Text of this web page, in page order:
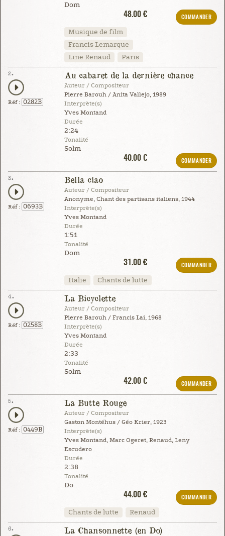
Dom
48.00 €
COMMANDER
Musique de film
Francis Lemarque
Line Renaud
Paris
2.
Réf : 0282B
Au cabaret de la dernière chance
Auteur / Compositeur
Pierre Barouh / Anita Vallejo, 1989
Interprète(s)
Yves Montand
Durée
2:24
Tonalité
Solm
40.00 €
COMMANDER
3.
Réf : 0693B
Bella ciao
Auteur / Compositeur
Anonyme, Chant des partisans italiens, 1944
Interprète(s)
Yves Montand
Durée
1:51
Tonalité
Dom
31.00 €
COMMANDER
Italie Chants de lutte
4.
Réf : 0258B
La Bicyclette
Auteur / Compositeur
Pierre Barouh / Francis Lai, 1968
Interprète(s)
Yves Montand
Durée
2:33
Tonalité
Solm
42.00 €
COMMANDER
5.
Réf : 0449B
La Butte Rouge
Auteur / Compositeur
Gaston Montéhus / Géo Krier, 1923
Interprète(s)
Yves Montand, Marc Ogeret, Renaud, Leny
Escudero
Durée
2:38
Tonalité
Do
44.00 €
COMMANDER
Chants de lutte Renaud
6. La Chansonnette (en Do)